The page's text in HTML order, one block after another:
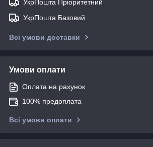
УкрПошта Пріоритетний
УкрПошта Базовий
Всі умови доставки
Умови оплати
Оплата на рахунок
100% предоплата
Всі умови оплати